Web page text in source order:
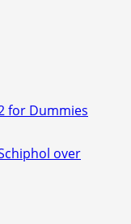
for Dummies
over